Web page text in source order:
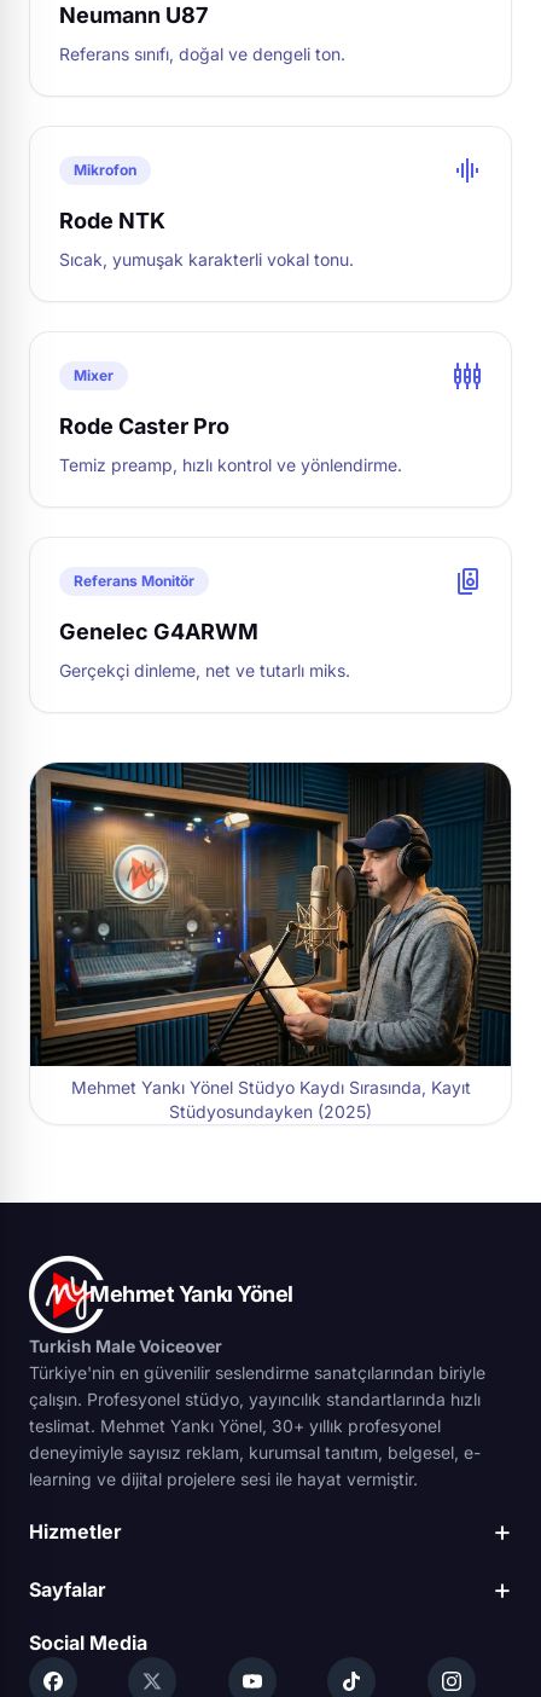
Neumann U87
Referans sınıfı, doğal ve dengeli ton.
Mikrofon graphic_eq
Rode NTK
Sıcak, yumuşak karakterli vokal tonu.
Mixer settings_input_component
Rode Caster Pro
Temiz preamp, hızlı kontrol ve yönlendirme.
Referans Monitör speaker_group
Genelec G4ARWM
Gerçekçi dinleme, net ve tutarlı miks.
Mehmet Yankı Yönel Stüdyo Kaydı Sırasında, Kayıt
Stüdyosundayken (2025)
Mehmet Yankı Yönel
Turkish Male Voiceover
Türkiye'nin en güvenilir seslendirme sanatçılarından biriyle
çalışın. Profesyonel stüdyo, yayıncılık standartlarında hızlı
teslimat. Mehmet Yankı Yönel, 30+ yıllık profesyonel
deneyimiyle sayısız reklam, kurumsal tanıtım, belgesel, e-
learning ve dijital projelere sesi ile hayat vermiştir.
Hizmetler +
Sayfalar +
Social Media